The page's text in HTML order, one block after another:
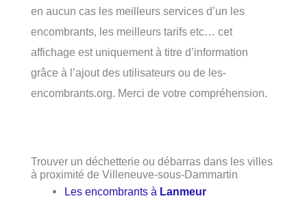
en aucun cas les meilleurs services d’un les
encombrants, les meilleurs tarifs etc… cet
affichage est uniquement à titre d’information
grâce à l’ajout des utilisateurs ou de les-
encombrants.org. Merci de votre compréhension.
Trouver un déchetterie ou débarras dans les villes
à proximité de Villeneuve-sous-Dammartin
Les encombrants à Lanmeur